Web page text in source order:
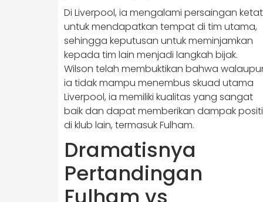
Di Liverpool, ia mengalami persaingan ketat
untuk mendapatkan tempat di tim utama,
sehingga keputusan untuk meminjamkan
kepada tim lain menjadi langkah bijak.
Wilson telah membuktikan bahwa
ia tidak mampu menembus skuad utama
Liverpool, ia memiliki kualitas yang sangat
baik dan dapat memberikan dampak
di klub lain, termasuk Fulham.
Dramatisnya
Pertandingan